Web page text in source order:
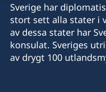
Sverige har
stort sett alla stater i
av dessa stater har
konsulat. Sveriges
av drygt 100